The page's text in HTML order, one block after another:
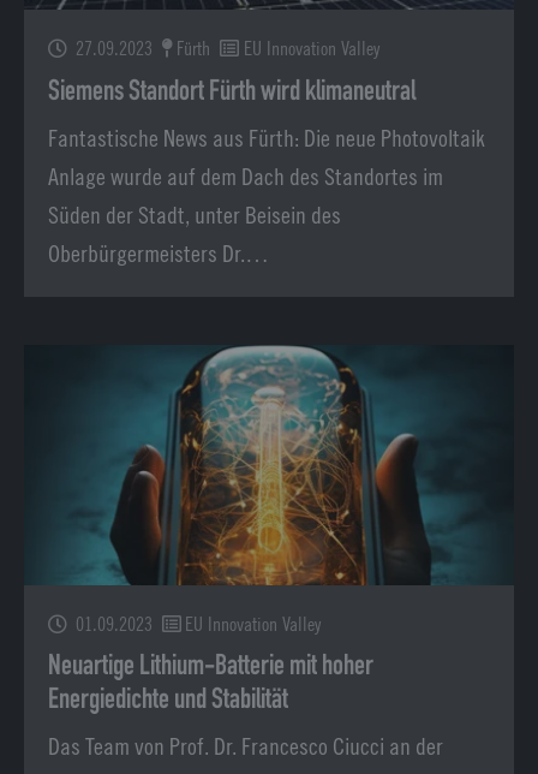
27.09.2023 Fürth EU Innovation Valley
Siemens Standort Fürth wird klimaneutral
Fantastische News aus Fürth: Die neue Photovoltaik
Anlage wurde auf dem Dach des Standortes im
Süden der Stadt, unter Beisein des
Oberbürgermeisters Dr.…
01.09.2023 EU Innovation Valley
Neuartige Lithium-Batterie mit hoher
Energiedichte und Stabilität
Das Team von Prof. Dr. Francesco Ciucci an der